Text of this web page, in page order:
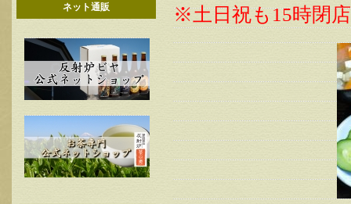
ネット通販
※土日祝も15時閉